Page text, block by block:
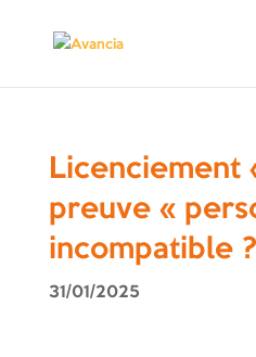
Licenciement
preuve «
incompatible ?
31/01/2025